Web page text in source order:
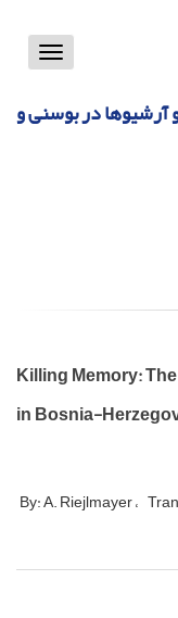
Toggle
آرشیوها در بوسنی و
Killing Memory:
in Bosnia-
By: A. Riejlmayer